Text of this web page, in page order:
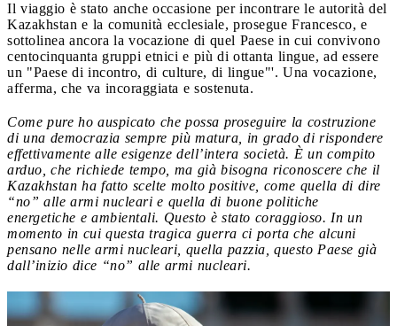
Il viaggio è stato anche occasione per incontrare le autorità del
Kazakhstan e la comunità ecclesiale, prosegue Francesco, e
sottolinea ancora la vocazione di quel Paese in cui convivono
centocinquanta gruppi etnici e più di ottanta lingue, ad essere
un "Paese di incontro, di culture, di lingue"'. Una vocazione,
afferma, che va incoraggiata e sostenuta.
Come pure ho auspicato che possa proseguire la costruzione
di una democrazia sempre più matura, in grado di rispondere
effettivamente alle esigenze dell’intera società. È un compito
arduo, che richiede tempo, ma già bisogna riconoscere che il
Kazakhstan ha fatto scelte molto positive, come quella di dire
“no” alle armi nucleari e quella di buone politiche
energetiche e ambientali. Questo è stato coraggioso. In un
momento in cui questa tragica guerra ci porta che alcuni
pensano nelle armi nucleari, quella pazzia, questo Paese già
dall’inizio dice “no” alle armi nucleari.